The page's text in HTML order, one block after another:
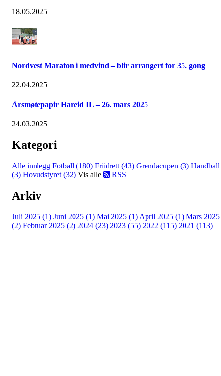
18.05.2025
Nordvest Maraton i medvind – blir arrangert for 35. gong
22.04.2025
Årsmøtepapir Hareid IL – 26. mars 2025
24.03.2025
Kategori
Alle innlegg Fotball (180) Friidrett (43) Grendacupen (3) Handball
(3) Hovudstyret (32) Vis alle RSS
Arkiv
Juli 2025 (1) Juni 2025 (1) Mai 2025 (1) April 2025 (1) Mars 2025
(2) Februar 2025 (2) 2024 (23) 2023 (55) 2022 (115) 2021 (113)